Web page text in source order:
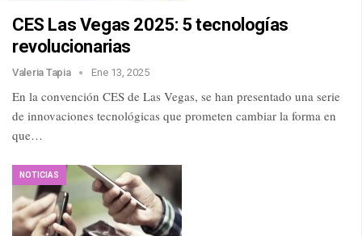
CES Las Vegas 2025: 5 tecnologías
revolucionarias
Valeria Tapia Ene 13, 2025
En la convención CES de Las Vegas, se han presentado una serie
de innovaciones tecnológicas que prometen cambiar la forma en
que…
NOTICIAS